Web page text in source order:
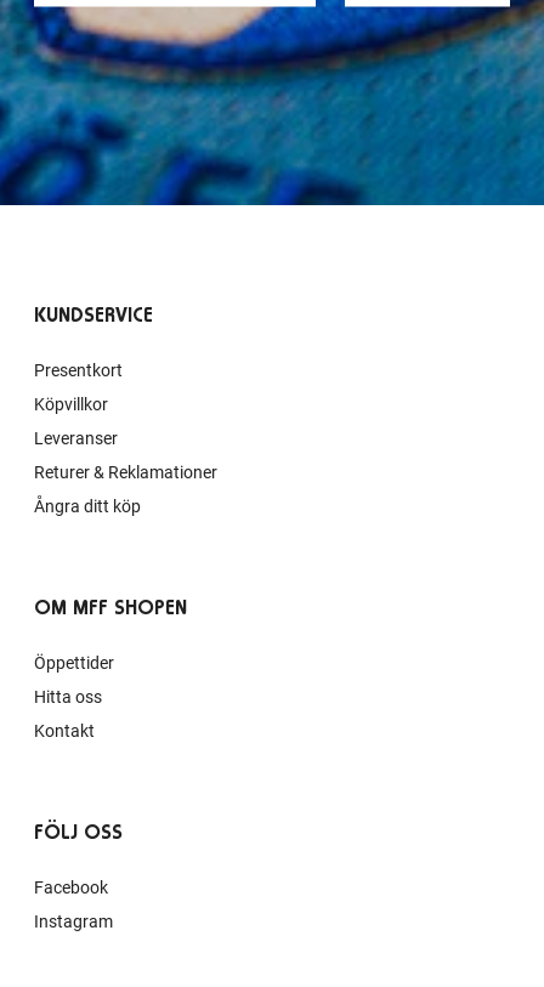
KUNDSERVICE
Presentkort
Köpvillkor
Leveranser
Returer & Reklamationer
Ångra ditt köp
OM MFF SHOPEN
Öppettider
Hitta oss
Kontakt
FÖLJ OSS
Facebook
Instagram